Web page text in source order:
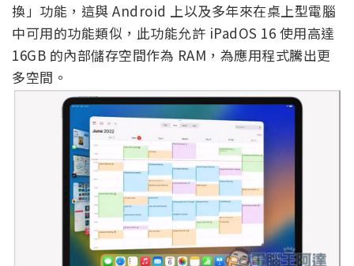
換」功能，這與 Android 上以及多年來在桌上型電腦
中可用的功能類似，此功能允許 iPadOS 16 使用高達
16GB 的內部儲存空間作為 RAM，為應用程式騰出更
多空間。